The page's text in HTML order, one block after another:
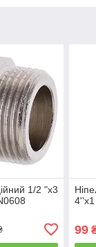
1/2 "х3
4''x1
99